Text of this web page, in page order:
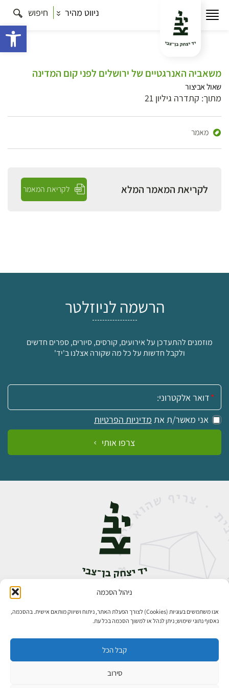
ניהול הסכמה
אנו משתמשים בעוגיות (Cookies) לצורך הפעלת האתר, ניתוח ושיווק מותאם אישית. בהסכמה,
נאסוף נתוני שימוש; ניתן לנהל או למשוך הסכמה בכל עת.
קבל הכל
סירוב
ניווט מהיר חיפוש
משאביה האנרגטיים של ירושלים לפני קום המדינה
שאול אביצור
מתוך: קתדרה גיליון 21
מאמר
לקריאת המאמר המלא לקריאת המאמר
הרשמה לניוזלטר
מוזמנים להתעדכן על אירועים, קורסים, סיורים, ספרים חדשים
ולקבל חדשות על כל מה שקורה אצלנו ב'יד'
אימייל:
אני מאשר/ת את מדיניות הפרטיות
צרפו אותי
אבן גבירול 14, רחביה, ירושלים